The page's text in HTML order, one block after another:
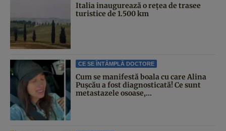
Italia inaugurează o rețea de trasee
turistice de 1.500 km
CE SE ÎNTÂMPLĂ DOCTORE
Cum se manifestă boala cu care Alina
Pușcău a fost diagnosticată! Ce sunt
metastazele osoase,...